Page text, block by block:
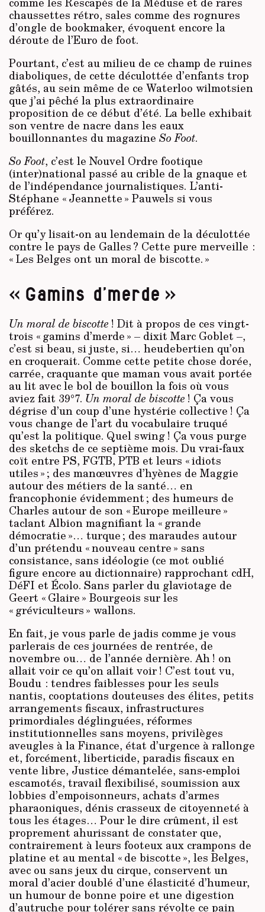
chaussettes rétro, sales comme des rognures
d’ongle de bookmaker, évoquent encore la
déroute de l’Euro de foot.
Pourtant, c’est au milieu de ce champ de ruines
diaboliques, de cette déculottée d’enfants trop
gâtés, au sein même de ce Waterloo wilmotsien
que j’ai pêché la plus extraordinaire
proposition de ce début d’été. La belle exhibait
son ventre de nacre dans les eaux
bouillonnantes du magazine So Foot.
So Foot, c’est le Nouvel Ordre footique
(inter)national passé au crible de la gnaque et
de l’indépendance journalistiques. L’anti-
Stéphane « Jeannette » Pauwels si vous
préférez.
Or qu’y lisait-on au lendemain de la déculottée
contre le pays de Galles ? Cette pure merveille :
« Les Belges ont un moral de biscotte. »
« Gamins d’merde »
Un moral de biscotte ! Dit à propos de ces vingt-
trois « gamins d’merde » – dixit Marc Goblet –,
c’est si beau, si juste, si… heudebertien qu’on
en croquerait. Comme cette petite chose dorée,
carrée, craquante que maman vous avait portée
au lit avec le bol de bouillon la fois où vous
aviez fait 39°7. Un moral de biscotte ! Ça vous
dégrise d’un coup d’une hystérie collective ! Ça
vous change de l’art du vocabulaire truqué
qu’est la politique. Quel swing ! Ça vous purge
des sketchs de ce septième mois. Du vrai-faux
coït entre PS, FGTB, PTB et leurs « idiots
utiles » ; des manœuvres d’hyènes de Maggie
autour des métiers de la santé… en
francophonie évidemment ; des humeurs de
Charles autour de son « Europe meilleure »
taclant Albion magnifiant la « grande
démocratie »… turque ; des maraudes autour
d’un prétendu « nouveau centre » sans
consistance, sans idéologie (ce mot oublié
figure encore au dictionnaire) rapprochant cdH,
DéFI et Écolo. Sans parler du glaviotage de
Geert « Glaire » Bourgeois sur les
« gréviculteurs » wallons.
En fait, je vous parle de jadis comme je vous
parlerais de ces journées de rentrée, de
novembre ou… de l’année dernière. Ah ! on
allait voir ce qu’on allait voir ! C’est tout vu,
Boudu : tendres faiblesses pour les seuls
nantis, cooptations douteuses des élites, petits
arrangements fiscaux, infrastructures
primordiales déglinguées, réformes
institutionnelles sans moyens, privilèges
aveugles à la Finance, état d’urgence à rallonge
et, forcément, liberticide, paradis fiscaux en
vente libre, Justice démantelée, sans-emploi
escamotés, travail flexibilisé, soumission aux
lobbies d’empoisonneurs, achats d’armes
pharaoniques, dénis crasseux de citoyenneté à
tous les étages… Pour le dire crûment, il est
proprement ahurissant de constater que,
contrairement à leurs footeux aux crampons de
platine et au mental « de biscotte », les Belges,
avec ou sans jeux du cirque, conservent un
moral d’acier doublé d’une élasticité d’humeur,
un humour de bonne poire et une digestion
d’autruche pour tolérer sans révolte ce pain